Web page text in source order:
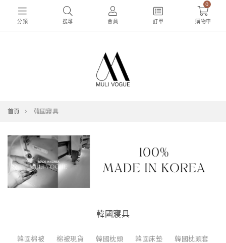
分類 搜尋 會員 訂單
0
購物車
首頁 韓國寢具
韓國寢具
韓國棉被 棉被現貨 韓國枕頭 韓國床墊
韓國枕頭套